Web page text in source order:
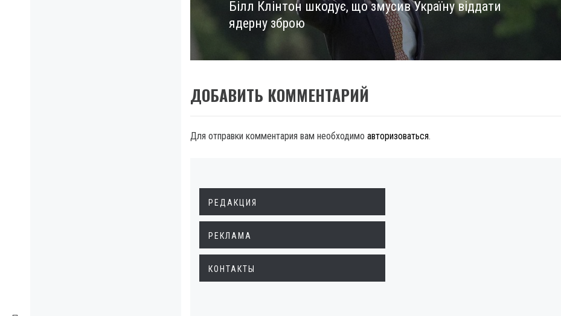
Next
post:
Білл Клінтон шкодує, що змусив Україну віддати
ядерну зброю
ДОБАВИТЬ КОММЕНТАРИЙ
Для отправки комментария вам необходимо авторизоваться.
РЕДАКЦИЯ
РЕКЛАМА
КОНТАКТЫ